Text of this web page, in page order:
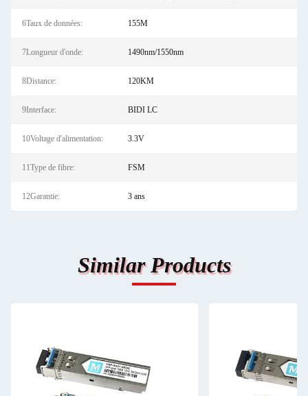
6Taux de données: 155M
7Longueur d'onde: 1490nm/1550nm
8Distance: 120KM
9Interface: BIDI LC
10Voltage d'alimentation: 3.3V
11Type de fibre: FSM
12Garantie: 3 ans
Similar Products